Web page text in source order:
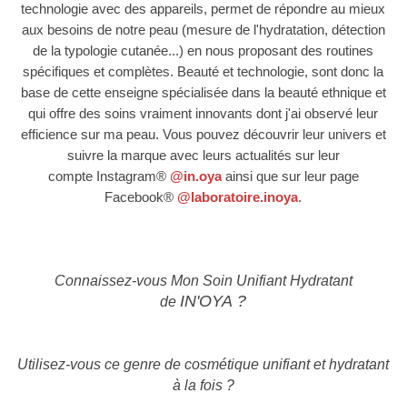
technologie avec des appareils, permet de répondre au mieux
aux besoins de notre peau (mesure de l'hydratation, détection
de la typologie cutanée...) en nous proposant des routines
spécifiques et complètes. Beauté et technologie, sont donc la
base de cette enseigne spécialisée dans la beauté ethnique et
qui offre des soins vraiment innovants dont j'ai observé leur
efficience sur ma peau. Vous pouvez découvrir leur univers et
suivre la marque avec leurs actualités sur leur
compte Instagram® @in.oya ainsi que sur leur page
Facebook® @laboratoire.inoya.
Connaissez-vous Mon Soin Unifiant Hydratant
deIN'OYA ?
Utilisez-vous ce genre de cosmétique unifiant et hydratant
à la fois ?